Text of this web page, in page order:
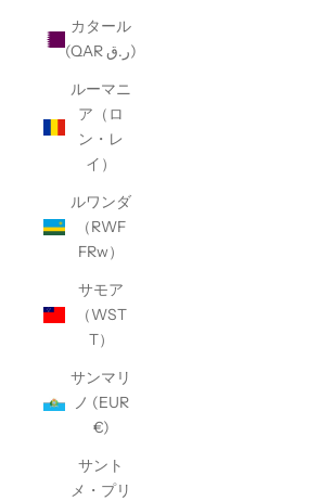
カタール
(QAR ر.ق)
ルーマニ
ア（ロ
ン・レ
イ）
ルワンダ
（RWF
FRw）
サモア
（WST
T）
サンマリ
ノ (EUR
€)
サント
メ・プリ